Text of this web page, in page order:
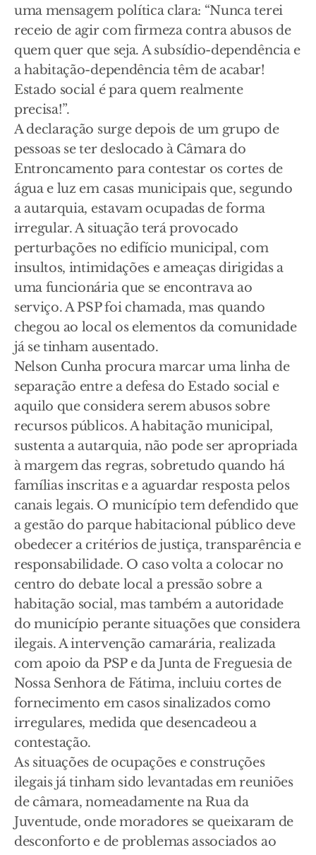
uma mensagem política clara: “Nunca terei
receio de agir com firmeza contra abusos de
quem quer que seja. A subsídio-dependência e
a habitação-dependência têm de acabar!
Estado social é para quem realmente
precisa!”.
A declaração surge depois de um grupo de
pessoas se ter deslocado à Câmara do
Entroncamento para contestar os cortes de
água e luz em casas municipais que, segundo
a autarquia, estavam ocupadas de forma
irregular. A situação terá provocado
perturbações no edifício municipal, com
insultos, intimidações e ameaças dirigidas a
uma funcionária que se encontrava ao
serviço. A PSP foi chamada, mas quando
chegou ao local os elementos da comunidade
já se tinham ausentado.
Nelson Cunha procura marcar uma linha de
separação entre a defesa do Estado social e
aquilo que considera serem abusos sobre
recursos públicos. A habitação municipal,
sustenta a autarquia, não pode ser apropriada
à margem das regras, sobretudo quando há
famílias inscritas e a aguardar resposta pelos
canais legais. O município tem defendido que
a gestão do parque habitacional público deve
obedecer a critérios de justiça, transparência e
responsabilidade. O caso volta a colocar no
centro do debate local a pressão sobre a
habitação social, mas também a autoridade
do município perante situações que considera
ilegais. A intervenção camarária, realizada
com apoio da PSP e da Junta de Freguesia de
Nossa Senhora de Fátima, incluiu cortes de
fornecimento em casos sinalizados como
irregulares, medida que desencadeou a
contestação.
As situações de ocupações e construções
ilegais já tinham sido levantadas em reuniões
de câmara, nomeadamente na Rua da
Juventude, onde moradores se queixaram de
desconforto e de problemas associados ao